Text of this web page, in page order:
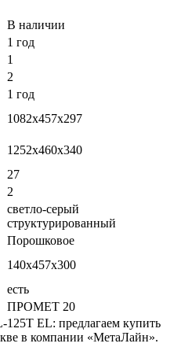
В наличии
1 год
1
2
1 год
1082x457x297
1252x460x340
27
2
светло-серый
структурированный
Порошковое
140x457x300
есть
ПРОМЕТ 20
EL: предлагаем купить
в компании «МетаЛайн».